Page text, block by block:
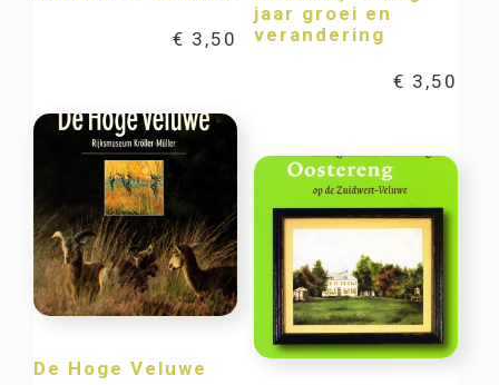
€ 3,50
jaar groei en
verandering
€ 3,50
De Hoge Veluwe